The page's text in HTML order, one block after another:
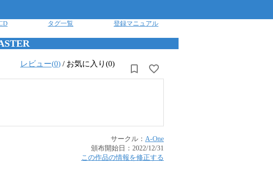
タグ一覧 登録マニュアル
レビュー(0) / お気に入り(0)
サークル： A-One
頒布開始日： 2022/12/31
この作品の情報を修正する